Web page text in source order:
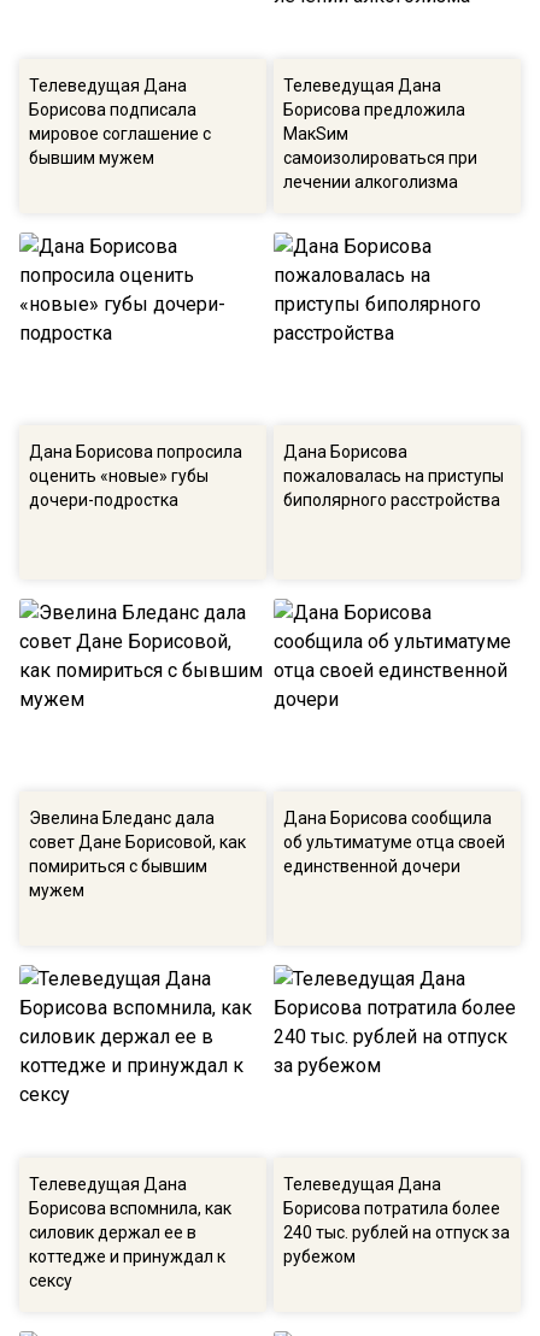
Телеведущая Дана
Борисова подписала
мировое соглашение с
бывшим мужем
Телеведущая Дана
Борисова предложила
МакSим
самоизолироваться при
лечении алкоголизма
Дана Борисова попросила
оценить «новые» губы
дочери-подростка
Дана Борисова
пожаловалась на приступы
биполярного расстройства
Эвелина Бледанс дала
совет Дане Борисовой, как
помириться с бывшим
мужем
Дана Борисова сообщила
об ультиматуме отца своей
единственной дочери
Телеведущая Дана
Борисова вспомнила, как
силовик держал ее в
коттедже и принуждал к
сексу
Телеведущая Дана
Борисова потратила более
240 тыс. рублей на отпуск за
рубежом